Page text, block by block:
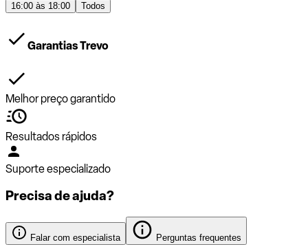
16:00 às 18:00
Todos
Garantias Trevo
Melhor preço garantido
Resultados rápidos
Suporte especializado
Precisa de ajuda?
Falar com especialista Perguntas frequentes